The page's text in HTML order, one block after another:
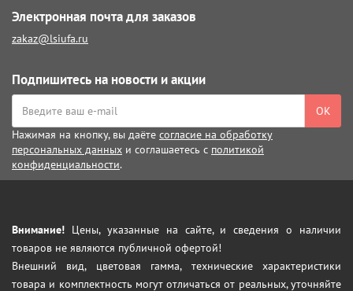
Электронная почта для заказов
zakaz@lsiufa.ru
Подпишитесь на новости и акции
ОК
Нажимая на кнопку, вы даёте согласие на обработку
персональных данных и соглашаетесь с политикой
конфиденциальности.
Внимание! Цены, указанные на сайте, и сведения о наличии
товаров не являются публичной офертой!
Внешний вид, цветовая гамма, технические характеристики
товара и комплектность могут отличаться от реальных, уточняйте